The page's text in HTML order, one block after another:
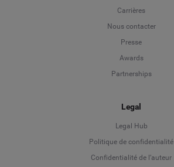
Carrières
Nous contacter
Presse
Awards
Partnerships
Legal
Legal Hub
Politique de confidentialité
Confidentialité de l’auteur